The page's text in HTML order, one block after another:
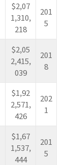
$2,07
1,310,
218
201
5
$2,05
2,415,
039
201
8
$1,92
2,571,
426
202
1
$1,67
1,537,
444
201
5